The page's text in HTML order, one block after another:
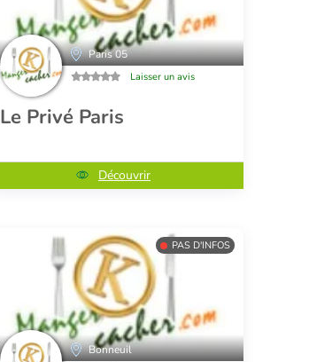
Paris 05
Laisser un avis
Le Privé Paris
Découvrir
PAS D'INFOS
Bonneuil